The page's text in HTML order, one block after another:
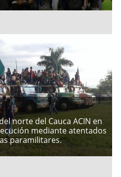
norte del Cauca ACIN en
mediante atentados
paramilitares.